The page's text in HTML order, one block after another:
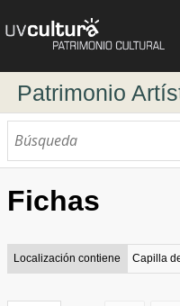
Patrimonio
Explorar
Búsqueda avanzada
Fichas
Localización contiene Capilla